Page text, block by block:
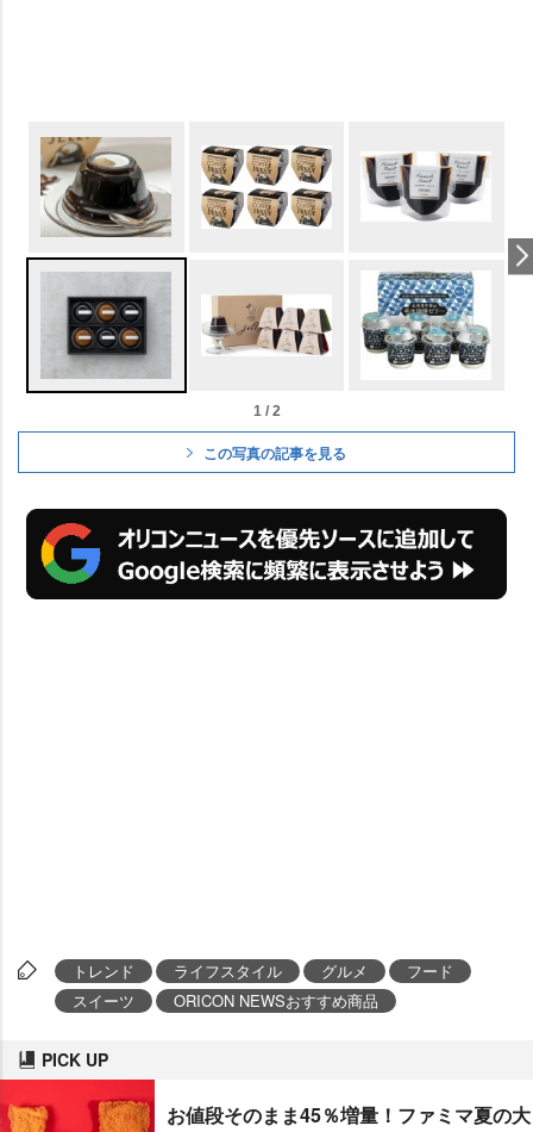
1 / 2
この写真の記事を見る
トレンド ライフスタイル グルメ
フード
スイーツ
ORICON NEWSおすすめ商品
PICK UP
お値段そのまま45％増量！ファミマ夏の大